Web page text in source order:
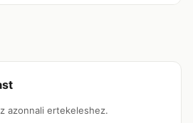
azonnali ertekeleshez.